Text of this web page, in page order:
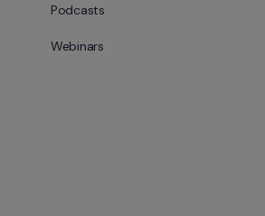
Podcasts
Webinars